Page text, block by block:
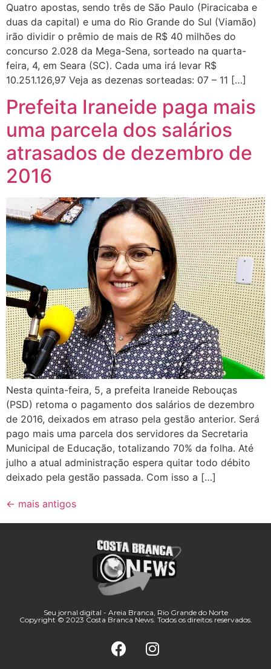
Quatro apostas, sendo três de São Paulo (Piracicaba e
duas da capital) e uma do Rio Grande do Sul (Viamão)
irão dividir o prêmio de mais de R$ 40 milhões do
concurso 2.028 da Mega-Sena, sorteado na quarta-
feira, 4, em Seara (SC). Cada uma irá levar R$
10.251.126,97 Veja as dezenas sorteadas: 07 – 11 […]
Prefeita Iraneide paga mais
uma parcela dos salários
atrasados de dezembro de
2016
Nesta quinta-feira, 5, a prefeita Iraneide Rebouças
(PSD) retoma o pagamento dos salários de dezembro
de 2016, deixados em atraso pela gestão anterior. Será
pago mais uma parcela dos servidores da Secretaria
Municipal de Educação, totalizando 70% da folha. Até
julho a atual administração espera quitar todo débito
deixado pela gestão passada. Com isso a […]
← mais antigos
Seu jornal digital - Areia Branca, Rio Grande do Norte
Copyright © 2023 Costa Branca News. Todos os direitos reservados.